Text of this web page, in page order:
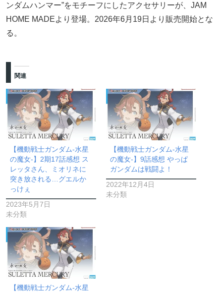
ンダムハンマー”をモチーフにしたアクセサリーが、JAM
HOME MADEより登場。2026年6月19日より販売開始とな
る。
関連
【機動戦士ガンダム-水星
の魔女-】2期17話感想 ス
レッタさん、ミオリネに
突き放される…グエルか
っけぇ
2023年5月7日
未分類
【機動戦士ガンダム-水星
の魔女-】9話感想 やっぱ
ガンダムは戦闘よ！
2022年12月4日
未分類
【機動戦士ガンダム-水星